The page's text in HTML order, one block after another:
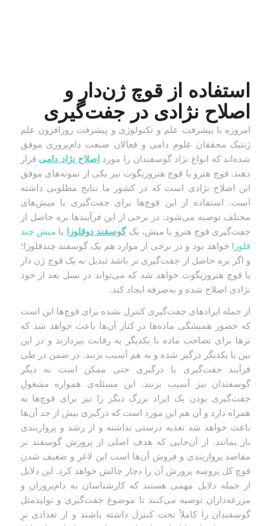
استفاده از قوچ ژن‌دار و
اصلاح نژادی در جفت‌گیری
امروزه با پیشرفت علم و تکنولوژی و پیشرفت روزافزون علم
ژنتیک محققان علوم دامی و فعالان صنعت دام‌پروری موفق
شده‌اند که انواع نژاد گوسفندان را مورد
اصلاح نژاد دامی قرار
دهند. قوچ هترو یا قوچ هتروزیگوت نیز یکی از نمونه‌های موفق
این اصلاح نژادی است که در کشور ما نتایج مطلوبی داشته
است. استفاده از این قوچ‌ها برای جفت‌گیری با میش‌های
مختلف توصیه می‌شود. در برخی از این فرآیندها بره حاصل از
جفت‌گیری قوچ هترو با میش، یکگوسفند دوقلوزا یا میش چند
قلوزا خواهد بود و در برخی از موارد هم یک گوسفند چندقلوزا؛
و اگر بره حاصل از جفت‌گیری نر باشد تبدیل به یک قوچ ژن دار
یا قوچ هتروزیگوت خواهد شد که می‌تواند در نسل بعد از خود
نژادی اصلاح شده و به‌صرفه ایجاد کند.
از جمله ایرادهای جفت‌گیری کنترل نشده برای قوچ‌ها این است
که حضور همیشگی ماده‌ها در کنار آن‌ها باعث خواهد شد که
نرها برای تصاحب ماده با یکدیگر به رقابت بپردازند و در این
بین با یکدیگر درگیر شده و به هم آسیب بزنند. در ضمن در طی
فرآیند جفت‌گیری یا درگیری حتی ممکن است به دیگر
گوسفندان نیز آسیب بزنند. این مسئله‌ی همواره مشغولِ
جفت‌گیری بودن یک ایراد بزرگ دیگر را نیز برای قوچ‌ها به
همراه دارد و آن هم این مورد است که درگیری بیش از حد آن‌ها
باعث خواهد شد تغذیه درستی نداشته و از رشد و پرواربندی
باز بمانند. از آن‌جایی که هدف اصلی از پرورش گوسفند نر
مقاصد پرواربندی و فروش آن‌ها است این لاغر و ضعیف شدن
قوچ کل پروسه پرورش آن را دچار چالش خواهد کرد. این دلایل
از جمله دلایل مهمی هستند که کارشناسان به دام‌پروران و
مزرعه‌داران توصیه می‌کنند تا موضوع جفت‌گیری و تولیدمثل
گوسفندان را کاملاً تحت کنترل داشته باشند و از تعدادی نرِ